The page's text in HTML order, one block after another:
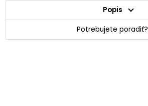
Popis
Potrebujete poradiť?